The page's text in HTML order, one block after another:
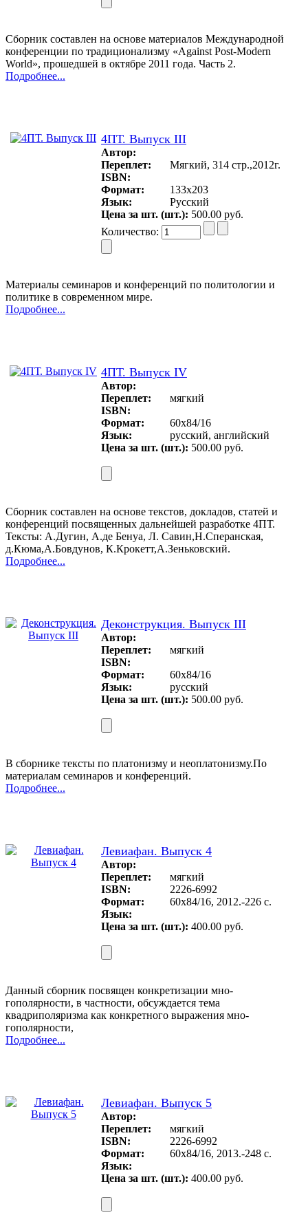
Сборник составлен на основе материалов Международной
конференции по традиционализму «Against Post-Modern
World», прошедшей в октябре 2011 года. Часть 2.
Подробнее...
4ПТ. Выпуск III
Автор:
Переплет:
Мягкий, 314 стр.,2012г.
ISBN:
Формат:
133x203
Язык:
Русский
Цена за шт. (шт.): 500.00 руб.
Количество:
Материалы семинаров и конференций по политологии и
политике в современном мире.
Подробнее...
4ПТ. Выпуск IV
Автор:
Переплет:
мягкий
ISBN:
Формат:
60х84/16
Язык:
русский, английский
Цена за шт. (шт.): 500.00 руб.
Сборник составлен на основе текстов, докладов, статей и
конференций посвященных дальнейшей разработке 4ПТ.
Тексты: А.Дугин, А.де Бенуа, Л. Савин,Н.Сперанская,
д.Кюма,А.Бовдунов, К.Крокетт,А.Зеньковский.
Подробнее...
Деконструкция. Выпуск III
Автор:
Переплет:
мягкий
ISBN:
Формат:
60х84/16
Язык:
русский
Цена за шт. (шт.): 500.00 руб.
В сборнике тексты по платонизму и неоплатонизму.По
материалам семинаров и конференций.
Подробнее...
Левиафан. Выпуск 4
Автор:
Переплет:
мягкий
ISBN:
2226-6992
Формат:
60х84/16, 2012.-226 с.
Язык:
Цена за шт. (шт.): 400.00 руб.
Данный сборник посвящен конкретизации мно­
гополярности, в частности, обсуждается тема
квадриполяризма как конкретного выражения мно­
гополярности,
Подробнее...
Левиафан. Выпуск 5
Автор:
Переплет:
мягкий
ISBN:
2226-6992
Формат:
60х84/16, 2013.-248 с.
Язык:
Цена за шт. (шт.): 400.00 руб.